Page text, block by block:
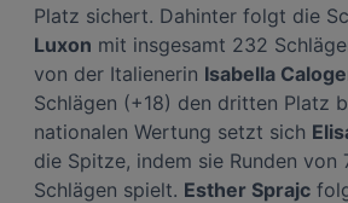
Platz sichert. Dahinter folgt die
Luxon mit insgesamt 232
von der Italienerin Isabella
Schlägen (+18) den dritten Platz
nationalen Wertung setzt sich
die Spitze, indem sie Runden von
Schlägen spielt. Esther Sprajc